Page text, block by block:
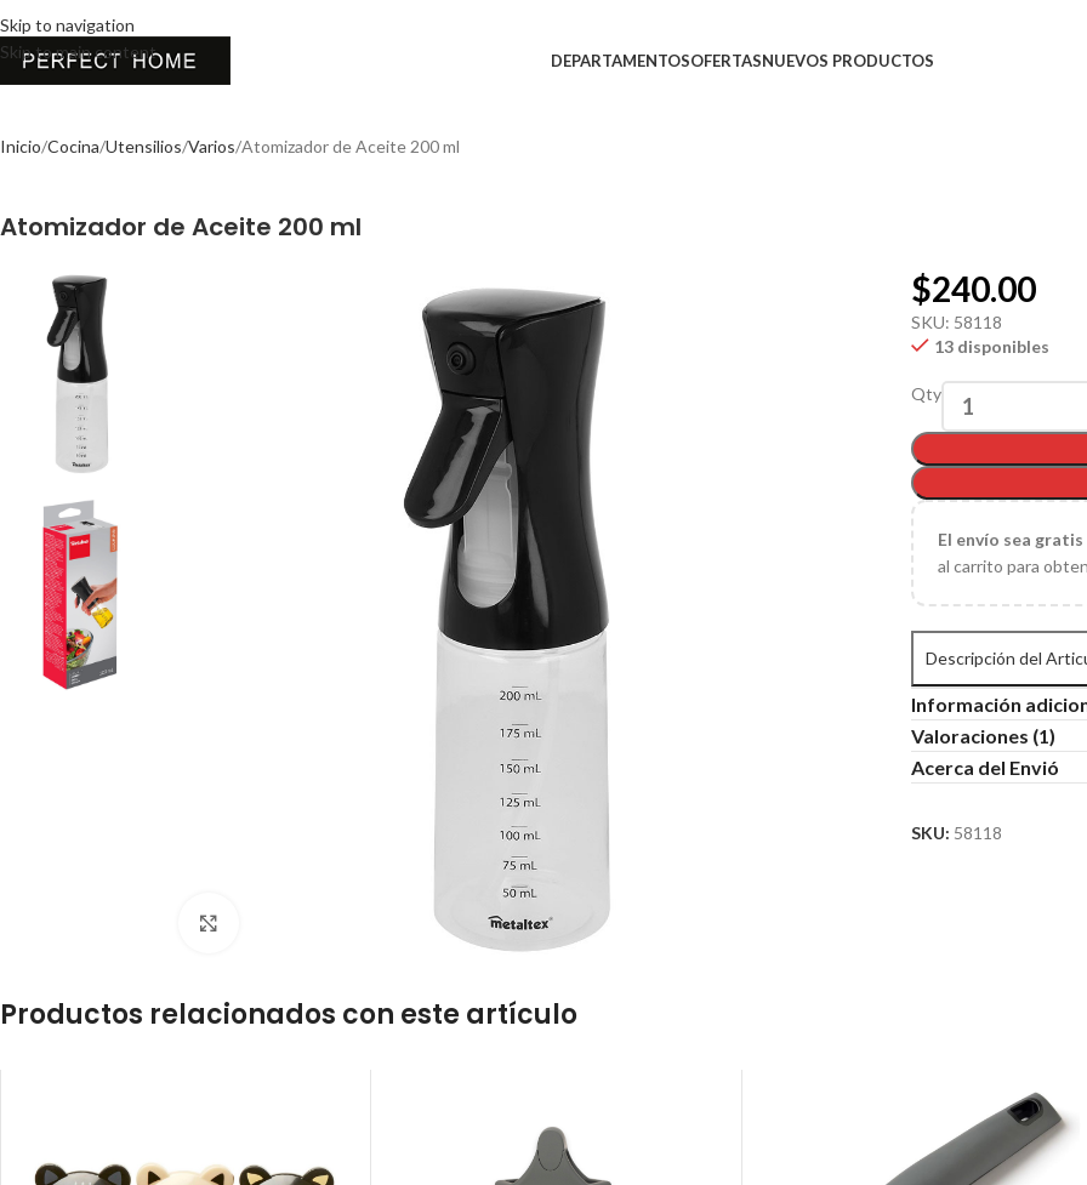
Skip to navigation
Skip to main content
DEPARTAMENTOSOFERTASNUEVOS PRODUCTOS
Inicio Cocina Utensilios Varios Atomizador de Aceite 200 ml
Atomizador de Aceite 200 ml
$240.00
SKU: 58118
13 disponibles
Qty
El envío sea
al carrito para
Descripción del
Información
Valoraciones (1)
Acerca del Envió
SKU: 58118
Productos relacionados con este artículo